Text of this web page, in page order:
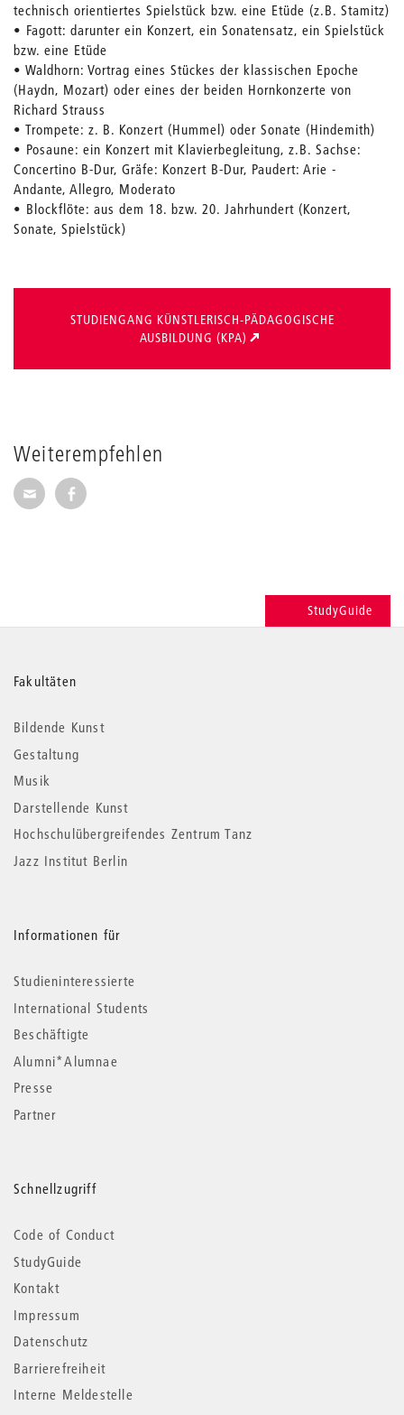
Weiterempfehlen
Seite per E-Mail weiterempfehlen
Seite auf Facebook weiterempfehlen
technisch orientiertes Spielstück bzw. eine Etüde (z.B. Stamitz)
• Fagott: darunter ein Konzert, ein Sonatensatz, ein Spielstück
bzw. eine Etüde
• Waldhorn: Vortrag eines Stückes der klassischen Epoche
(Haydn, Mozart) oder eines der beiden Hornkonzerte von
Richard Strauss
• Trompete: z. B. Konzert (Hummel) oder Sonate (Hindemith)
• Posaune: ein Konzert mit Klavierbegleitung, z.B. Sachse:
Concertino B-Dur, Gräfe: Konzert B-Dur, Paudert: Arie -
Andante, Allegro, Moderato
• Blockflöte: aus dem 18. bzw. 20. Jahrhundert (Konzert,
Sonate, Spielstück)
STUDIENGANG KÜNSTLERISCH-PÄDAGOGISCHE
AUSBILDUNG (KPA)
StudyGuide
Weitere
Informationen
Fakultäten
Bildende Kunst
Gestaltung
Musik
Darstellende Kunst
Hochschulübergreifendes Zentrum Tanz
Jazz Institut Berlin
Informationen für
Studieninteressierte
International Students
Beschäftigte
Alumni*Alumnae
Presse
Partner
Schnellzugriff
Code of Conduct
StudyGuide
Kontakt
Impressum
Datenschutz
Barrierefreiheit
Interne Meldestelle